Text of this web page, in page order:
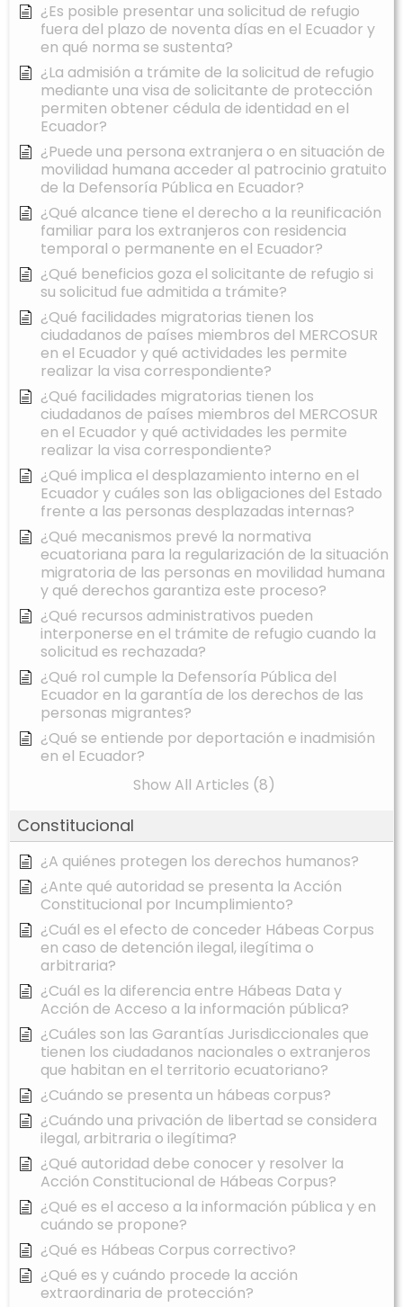
¿Es posible presentar una solicitud de refugio
fuera del plazo de noventa días en el Ecuador y
en qué norma se sustenta?
¿La admisión a trámite de la solicitud de refugio
mediante una visa de solicitante de protección
permiten obtener cédula de identidad en el
Ecuador?
¿Puede una persona extranjera o en situación de
movilidad humana acceder al patrocinio gratuito
de la Defensoría Pública en Ecuador?
¿Qué alcance tiene el derecho a la reunificación
familiar para los extranjeros con residencia
temporal o permanente en el Ecuador?
¿Qué beneficios goza el solicitante de refugio si
su solicitud fue admitida a trámite?
¿Qué facilidades migratorias tienen los
ciudadanos de países miembros del MERCOSUR
en el Ecuador y qué actividades les permite
realizar la visa correspondiente?
¿Qué facilidades migratorias tienen los
ciudadanos de países miembros del MERCOSUR
en el Ecuador y qué actividades les permite
realizar la visa correspondiente?
¿Qué implica el desplazamiento interno en el
Ecuador y cuáles son las obligaciones del Estado
frente a las personas desplazadas internas?
¿Qué mecanismos prevé la normativa
ecuatoriana para la regularización de la situación
migratoria de las personas en movilidad humana
y qué derechos garantiza este proceso?
¿Qué recursos administrativos pueden
interponerse en el trámite de refugio cuando la
solicitud es rechazada?
¿Qué rol cumple la Defensoría Pública del
Ecuador en la garantía de los derechos de las
personas migrantes?
¿Qué se entiende por deportación e inadmisión
en el Ecuador?
Show All Articles (8)
Constitucional
¿A quiénes protegen los derechos humanos?
¿Ante qué autoridad se presenta la Acción
Constitucional por Incumplimiento?
¿Cuál es el efecto de conceder Hábeas Corpus
en caso de detención ilegal, ilegítima o
arbitraria?
¿Cuál es la diferencia entre Hábeas Data y
Acción de Acceso a la información pública?
¿Cuáles son las Garantías Jurisdiccionales que
tienen los ciudadanos nacionales o extranjeros
que habitan en el territorio ecuatoriano?
¿Cuándo se presenta un hábeas corpus?
¿Cuándo una privación de libertad se considera
ilegal, arbitraria o ilegítima?
¿Qué autoridad debe conocer y resolver la
Acción Constitucional de Hábeas Corpus?
¿Qué es el acceso a la información pública y en
cuándo se propone?
¿Qué es Hábeas Corpus correctivo?
¿Qué es y cuándo procede la acción
extraordinaria de protección?